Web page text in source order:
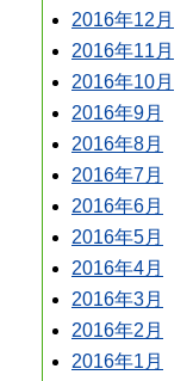
2016年12月
2016年11月
2016年10月
2016年9月
2016年8月
2016年7月
2016年6月
2016年5月
2016年4月
2016年3月
2016年2月
2016年1月